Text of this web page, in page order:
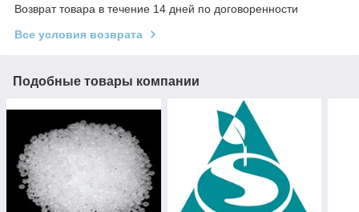
Возврат товара в течение 14 дней по договоренности
Все условия возврата
Подобные товары компании